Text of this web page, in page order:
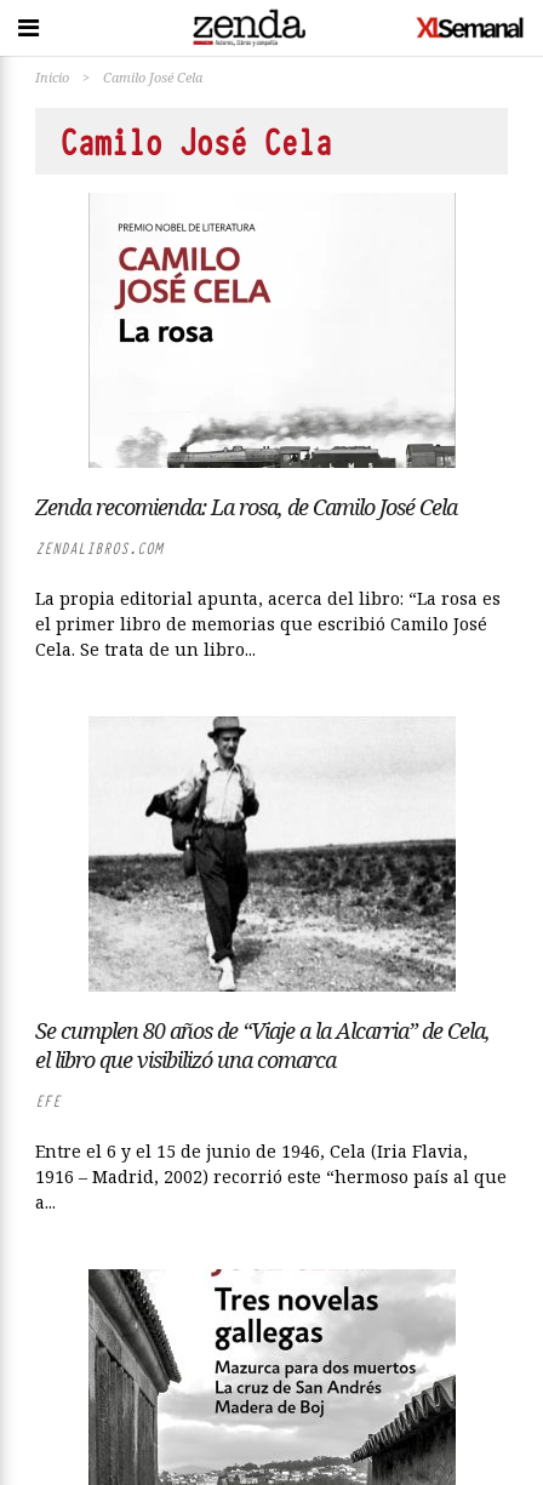
Inicio > Camilo José Cela
Camilo José Cela
Zenda recomienda: La rosa, de Camilo José Cela
ZENDALIBROS.COM
La propia editorial apunta, acerca del libro: “La rosa es
el primer libro de memorias que escribió Camilo José
Cela. Se trata de un libro...
Se cumplen 80 años de “Viaje a la Alcarria” de Cela,
el libro que visibilizó una comarca
EFE
Entre el 6 y el 15 de junio de 1946, Cela (Iria Flavia,
1916 – Madrid, 2002) recorrió este “hermoso país al que
a...